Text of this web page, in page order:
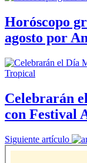
Horóscopo
agosto por
Celebrarán
con Festival
Siguiente artículo